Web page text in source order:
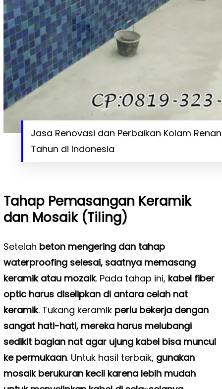
Jasa Renovasi dan Perbaikan Kolam
Tahun di Indonesia
Tahap Pemasangan Keramik
dan Mosaik (Tiling)
Setelah beton mengering dan tahap
waterproofing selesai, saatnya memasang
keramik atau mozaik. Pada tahap ini, kabel fiber
optic harus diselipkan di antara celah nat
keramik. Tukang keramik perlu bekerja dengan
sangat hati-hati, mereka harus melubangi
sedikit bagian nat agar ujung kabel bisa muncul
ke permukaan. Untuk hasil terbaik, gunakan
mosaik berukuran kecil karena lebih mudah